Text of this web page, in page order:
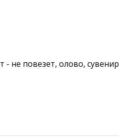
- не повезет, олово, сувенир